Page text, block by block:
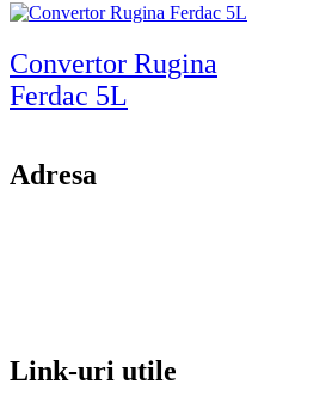
Convertor Rugina
Ferdac 5L
Adresa
Link-uri utile